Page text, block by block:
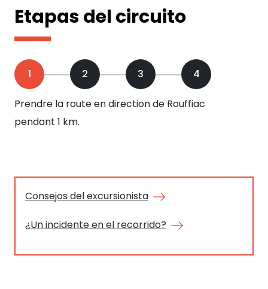
Etapas del circuito
1 2 3 4
Prendre la route en direction de Rouffiac
pendant 1 km.
Consejos del excursionista
¿Un incidente en el recorrido?